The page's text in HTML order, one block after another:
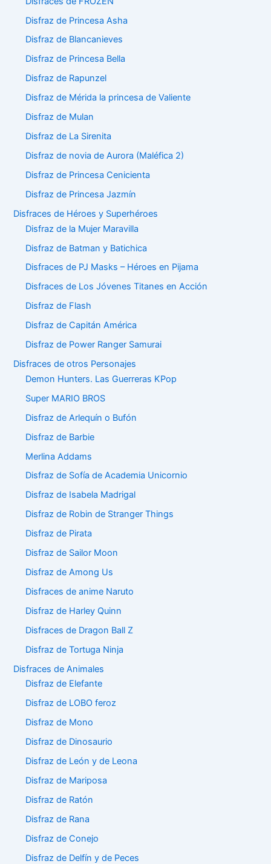
Disfraz de Princesa Asha
Disfraz de Blancanieves
Disfraz de Princesa Bella
Disfraz de Rapunzel
Disfraz de Mérida la princesa de Valiente
Disfraz de Mulan
Disfraz de La Sirenita
Disfraz de novia de Aurora (Maléfica 2)
Disfraz de Princesa Cenicienta
Disfraz de Princesa Jazmín
Disfraces de Héroes y Superhéroes
Disfraz de la Mujer Maravilla
Disfraz de Batman y Batichica
Disfraces de PJ Masks – Héroes en Pijama
Disfraces de Los Jóvenes Titanes en Acción
Disfraz de Flash
Disfraz de Capitán América
Disfraz de Power Ranger Samurai
Disfraces de otros Personajes
Demon Hunters. Las Guerreras KPop
Super MARIO BROS
Disfraz de Arlequín o Bufón
Disfraz de Barbie
Merlina Addams
Disfraz de Sofía de Academia Unicornio
Disfraz de Isabela Madrigal
Disfraz de Robin de Stranger Things
Disfraz de Pirata
Disfraz de Sailor Moon
Disfraz de Among Us
Disfraces de anime Naruto
Disfraz de Harley Quinn
Disfraces de Dragon Ball Z
Disfraz de Tortuga Ninja
Disfraces de Animales
Disfraz de Elefante
Disfraz de LOBO feroz
Disfraz de Mono
Disfraz de Dinosaurio
Disfraz de León y de Leona
Disfraz de Mariposa
Disfraz de Ratón
Disfraz de Rana
Disfraz de Conejo
Disfraz de Delfín y de Peces